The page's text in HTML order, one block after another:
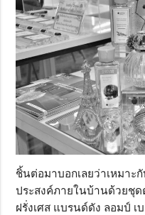
ชิ้นต่อมาบอกเลยว่าเหมาะ
ประสงค์ภายในบ้านด้วยชุ
ฝรั่งเศส แบรนด์ดัง ลอมป์ เบ